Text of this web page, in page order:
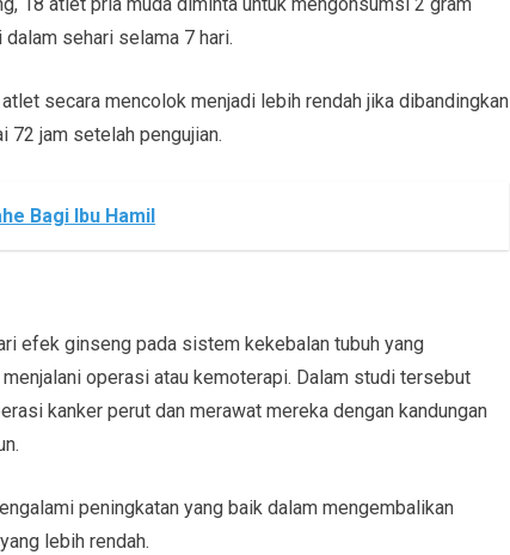
sehari selama 7 hari.
secara mencolok menjadi lebih rendah jika dibandingkan
72 jam setelah pengujian.
Bagi Ibu Hamil
efek ginseng pada sistem kekebalan tubuh yang
operasi atau kemoterapi. Dalam studi tersebut
kanker perut dan merawat mereka dengan kandungan
peningkatan yang baik dalam mengembalikan
lebih rendah.